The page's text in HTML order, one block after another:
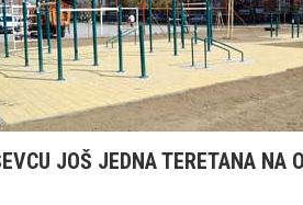
JOŠ JEDNA TERETANA NA